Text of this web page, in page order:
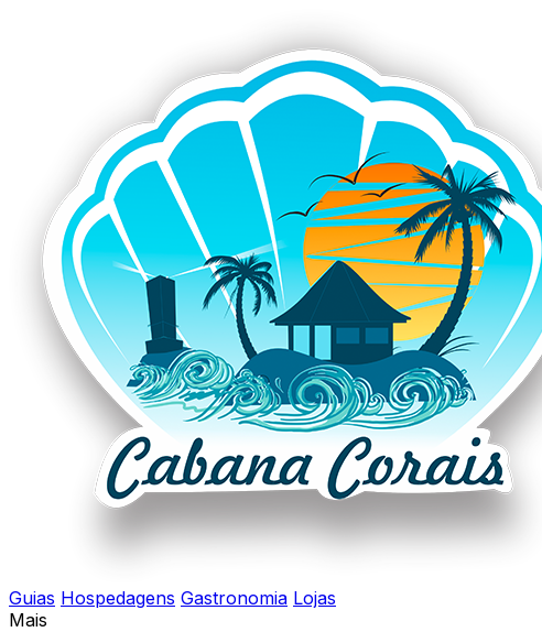
Guias Hospedagens Gastronomia Lojas
Mais